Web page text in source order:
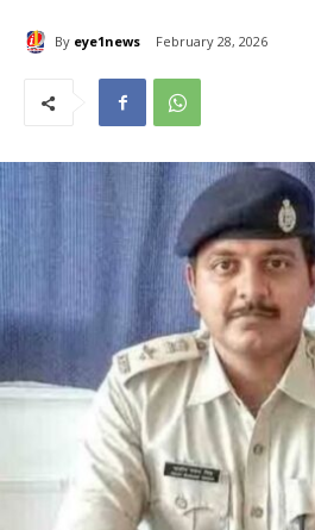
By eye1news February 28, 2026